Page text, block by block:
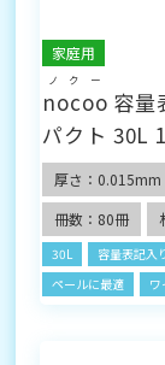
家庭用
nocoo
ノクー
容量
パクト 30L
厚さ：0.015mm
冊数：80冊
30L 容量表記入
ペールに最適